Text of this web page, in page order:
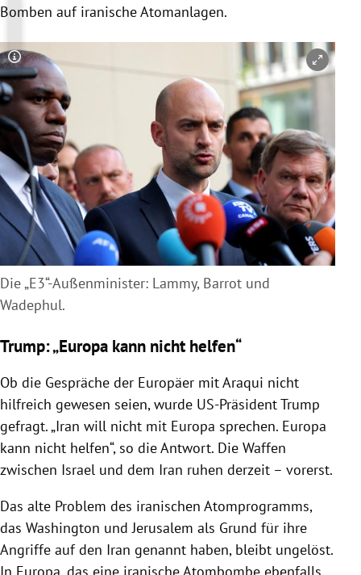
Bomben auf iranische Atomanlagen.
Copyright-Hinweis öffnen/schließen
Die „E3“-Außenminister: Lammy, Barrot und
Wadephul.
Trump: „Europa kann nicht helfen“
Ob die Gespräche der Europäer mit Araqui nicht
hilfreich gewesen seien, wurde US-Präsident Trump
gefragt. „Iran will nicht mit Europa sprechen. Europa
kann nicht helfen“, so die Antwort. Die Waffen
zwischen Israel und dem Iran ruhen derzeit – vorerst.
Das alte Problem des iranischen Atomprogramms,
das Washington und Jerusalem als Grund für ihre
Angriffe auf den Iran genannt haben, bleibt ungelöst.